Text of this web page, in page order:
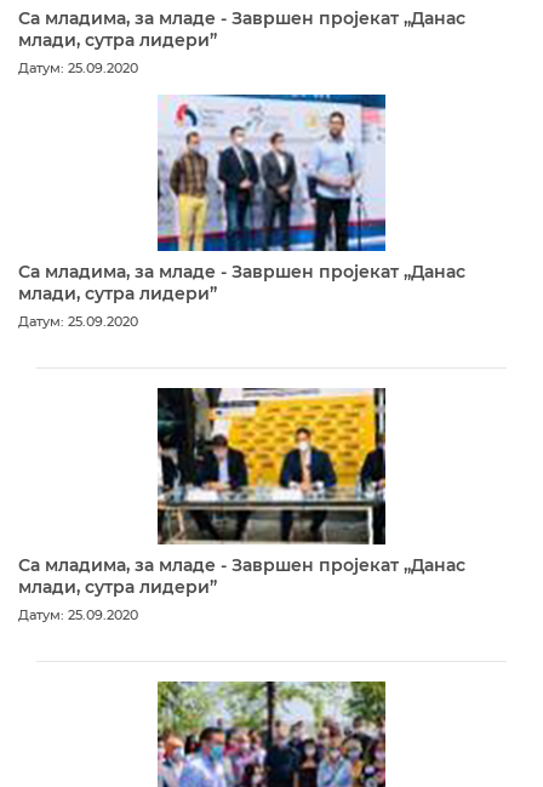
Са младима, за младе - Завршен пројекат „Данас
млади, сутра лидери”
Датум: 25.09.2020
Са младима, за младе - Завршен пројекат „Данас
млади, сутра лидери”
Датум: 25.09.2020
Са младима, за младе - Завршен пројекат „Данас
млади, сутра лидери”
Датум: 25.09.2020